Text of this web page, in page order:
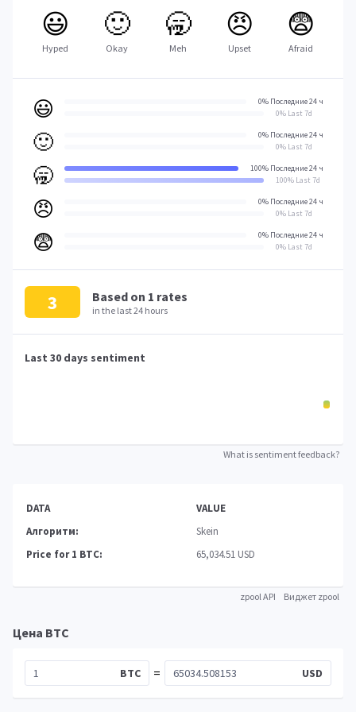
😃
Hyped
🙂
Okay
🥱
Meh
😠
Upset
😨
Afraid
😃
0% Последние 24 ч
0% Last 7d
🙂
0% Последние 24 ч
0% Last 7d
🥱
100% Последние 24 ч
100% Last 7d
😠
0% Последние 24 ч
0% Last 7d
😨
0% Последние 24 ч
0% Last 7d
3 Based on 1 rates
in the last 24 hours
Last 30 days sentiment
What is sentiment feedback?
DATA
VALUE
Алгоритм:
Skein
Price for 1 BTC:
65,034.51 USD
zpool API Виджет zpool
Цена BTC
BTC = USD